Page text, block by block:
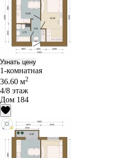
Узнать цену
1-комнатная
36.60 м2
4/8 этаж
Дом 184